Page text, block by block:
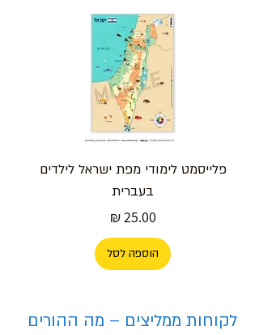
פלייסמט לימודי מפת ישראל לילדים
בעברית
מחיר
הוספה לסל
לקוחות ממליצים – מה ההורים